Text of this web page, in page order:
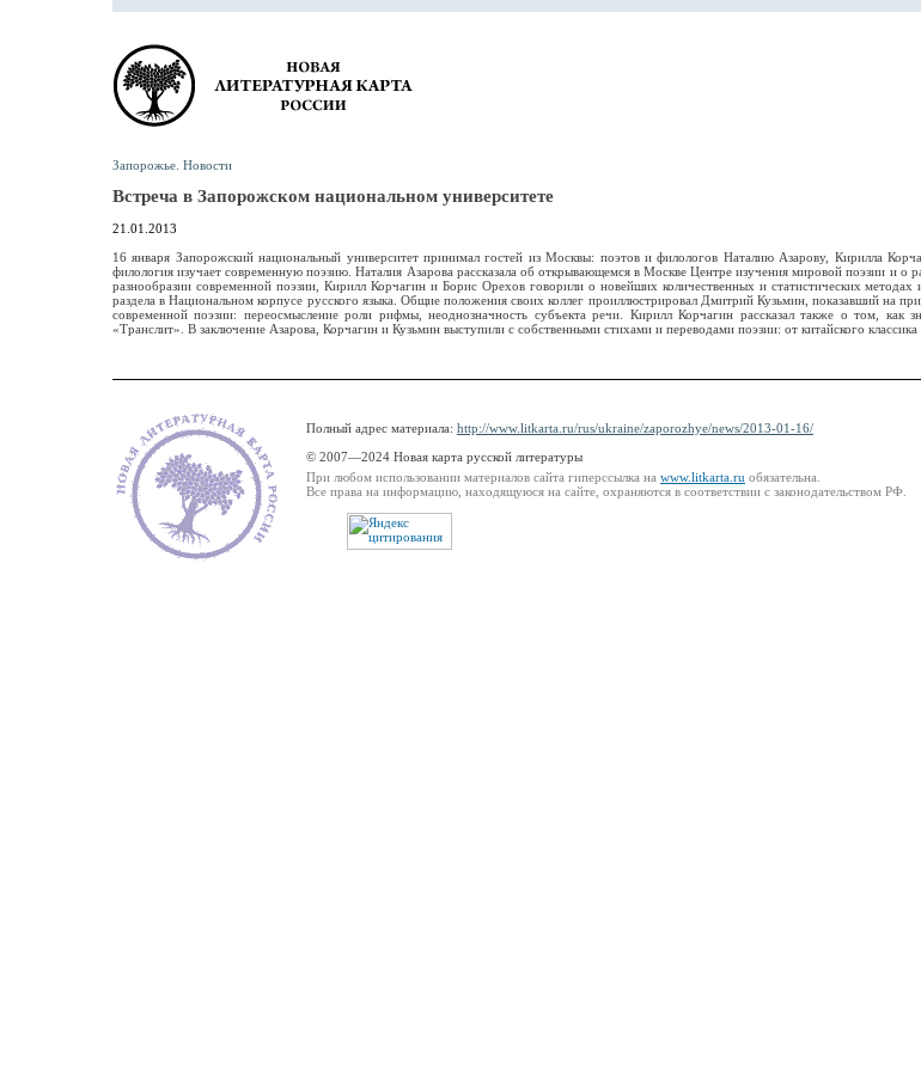
Запорожье. Новости
Встреча в Запорожском национальном университете
21.01.2013
16 января Запорожский национальный университет принимал гостей из Москвы: поэтов и филологов Наталию Азарову, Кирилла
филология изучает современную поэзию. Наталия Азарова рассказала об открывающемся в Москве Центре изучения мировой поэзии и о
разнообразии современной поэзии, Кирилл Корчагин и Борис Орехов говорили о новейших количественных и статистических
раздела в Национальном корпусе русского языка. Общие положения своих коллег проиллюстрировал Дмитрий Кузьмин, показавший на
современной поэзии: переосмысление роли рифмы, неоднозначность субъекта речи. Кирилл Корчагин рассказал также о том, как
«Транслит». В заключение Азарова, Корчагин и Кузьмин выступили с собственными стихами и переводами поэзии: от китайского
Полный адрес материала: http://www.litkarta.ru/rus/ukraine/zaporozhye/news/2013-01-16/
© 2007—2024 Новая карта русской литературы
При любом использовании материалов сайта гиперссылка на www.litkarta.ru обязательна.
Все права на информацию, находящуюся на сайте, охраняются в соответствии с законодательством РФ.